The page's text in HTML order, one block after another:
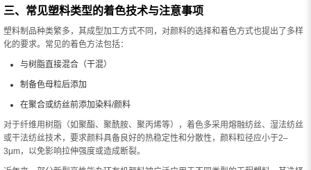
三、常见塑料类型的着色技术与注意事项
塑料制品种类繁多，其成型加工方式不同，对颜料的选择和着色方式也提出了多样
化的要求。常见的着色方法包括：
与树脂直接混合（干混）
制备色母粒后添加
在聚合或纺丝前添加染料/颜料
对于纤维用树脂（如聚酯、聚酰胺、聚丙烯等），着色多采用熔融纺丝、湿法纺丝
或干法纺丝技术，要求颜料具备良好的热稳定性和分散性，颜料粒径应小于2–
3μm，以免影响拉伸强度或造成断裂。